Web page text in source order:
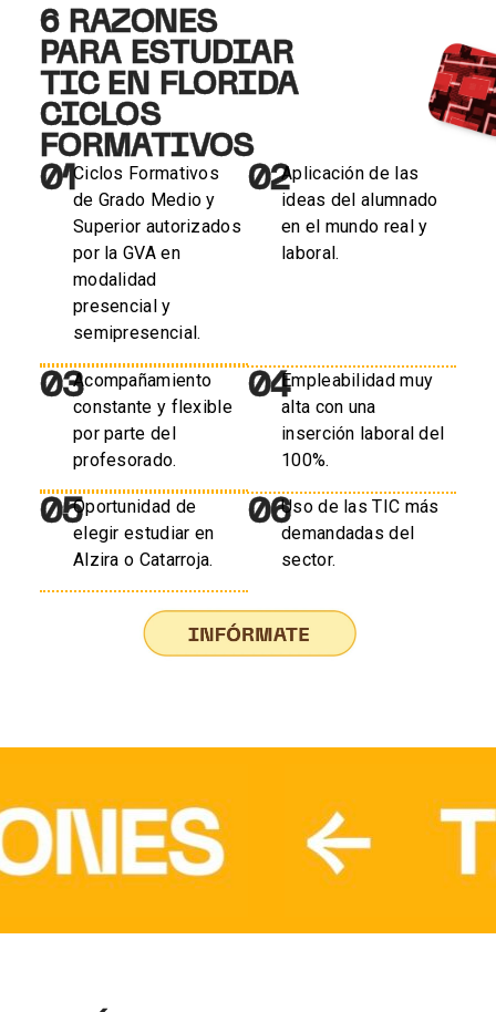
6 RAZONES
PARA ESTUDIAR
TIC EN FLORIDA
CICLOS
FORMATIVOS
01Ciclos Formativos
de Grado Medio y
Superior autorizados
por la GVA en
modalidad
presencial y
semipresencial.
02Aplicación de las
ideas del alumnado
en el mundo real y
laboral.
03Acompañamiento
constante y flexible
por parte del
profesorado.
04Empleabilidad muy
alta con una
inserción laboral del
100%.
05Oportunidad de
elegir estudiar en
Alzira o Catarroja.
06Uso de las TIC más
demandadas del
sector.